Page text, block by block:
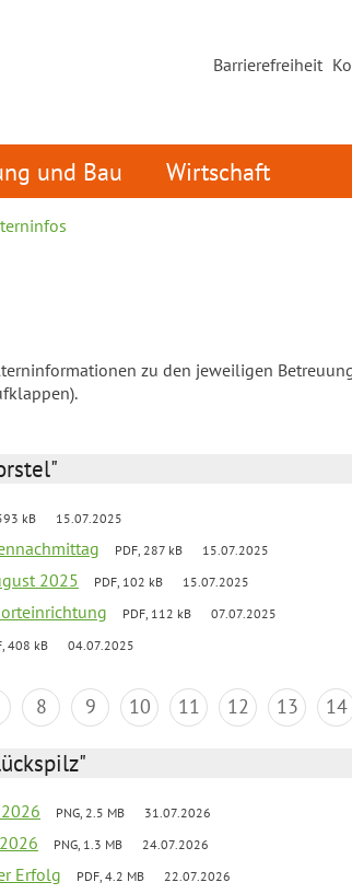
Barrierefreiheit
und Bau Wirtschaft
zu den jeweiligen
kB 15.07.2025
PDF, 287 kB 15.07.2025
2025 PDF, 102 kB 15.07.2025
PDF, 112 kB 07.07.2025
408 kB 04.07.2025
8 9 10 11 12 13 14
PNG, 2.5 MB 31.07.2026
PNG, 1.3 MB 24.07.2026
Erfolg PDF, 4.2 MB 22.07.2026